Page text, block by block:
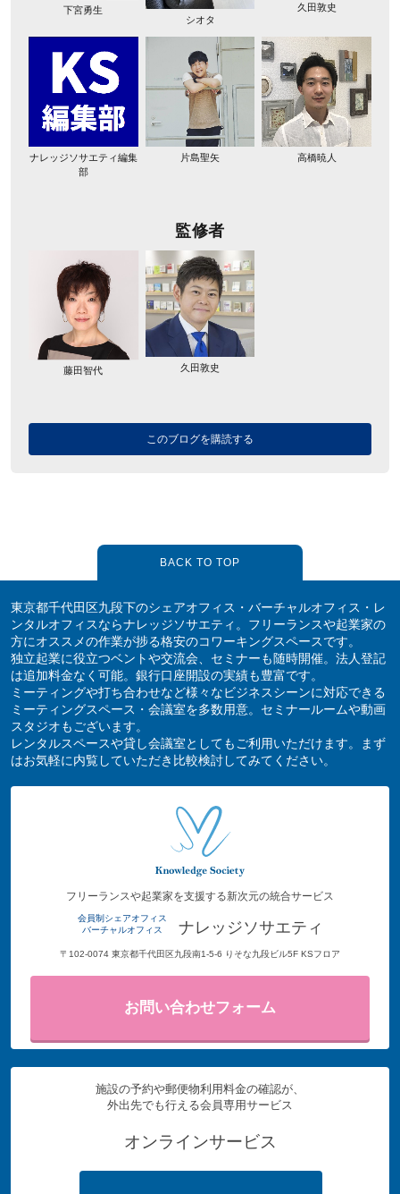
下宮勇生
シオタ
久田敦史
ナレッジソサエティ編集
部
片島聖矢 高橋暁人
監修者
藤田智代 久田敦史
このブログを購読する
BACK TO TOP
東京都千代田区九段下のシェアオフィス・バーチャルオフィス・レ
ンタルオフィスならナレッジソサエティ。フリーランスや起業家の
方にオススメの作業が捗る格安のコワーキングスペースです。
独立起業に役立つベントや交流会、セミナーも随時開催。法人登記
は追加料金なく可能。銀行口座開設の実績も豊富です。
ミーティングや打ち合わせなど様々なビジネスシーンに対応できる
ミーティングスペース・会議室を多数用意。セミナールームや動画
スタジオもございます。
レンタルスペースや貸し会議室としてもご利用いただけます。まず
はお気軽に内覧していただき比較検討してみてください。
フリーランスや起業家を支援する新次元の統合サービス
会員制シェアオフィス
バーチャルオフィス
ナレッジソサエティ
〒102-0074 東京都千代田区九段南1-5-6 りそな九段ビル5F KSフロア
お問い合わせフォーム
施設の予約や郵便物利用料金の確認が、
外出先でも行える会員専用サービス
オンラインサービス